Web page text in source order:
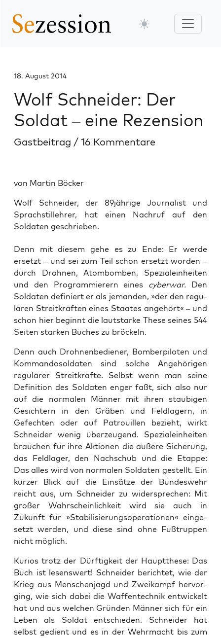
18. August 2014
Wolf Schneider: Der
Soldat – eine Rezension
Gastbeitrag / 16 Kommentare
von Martin Böcker
Wolf Schneider, der 89jährige Journalist und
Sprachstillehrer, hat einen Nachruf auf den
Soldaten geschrieben.
Denn mit die­sem gehe es zu Ende: Er wer­de
ersetzt – und sei zum Teil schon ersetzt wor­den –
durch Droh­nen, Atom­bom­ben, Spe­zi­al­ein­hei­ten
und den Pro­gram­mie­rern eines cyber­war. Den
Sol­da­ten defi­niert er als jeman­den, »der den regu­
lä­ren Streit­kräf­ten eines Staa­tes ange­hört« – und
schon hier beginnt die laut­star­ke The­se sei­nes 544
Sei­ten star­ken Buches zu bröckeln.
Denn auch Droh­nen­be­die­ner, Bom­ber­pi­lo­ten und
Kom­man­do­sol­da­ten sind sol­che Ange­hö­ri­gen
regu­lä­rer Streit­kräf­te. Selbst wenn man sei­ne
Defi­ni­ti­on des Sol­da­ten enger faßt, sich also nur
auf die nor­ma­len Män­ner mit ihren stau­bi­gen
Gesich­tern in den Grä­ben und Feld­la­gern, in
Gefech­ten oder auf Patrouil­len bezieht, wirkt
Schnei­der wenig über­zeu­gend. Spe­zi­al­ein­hei­ten
brau­chen für ihre Aktio­nen die äuße­re Siche­rung,
das Feld­la­ger, den Nach­schub und die Etap­pe:
Das alles wird von nor­ma­len Sol­da­ten gestellt. Ein
kur­zer Blick auf die Ein­sät­ze der Bun­des­wehr
reicht aus, um Schnei­der zu wider­spre­chen: Mit
gro­ßer Wahr­schein­lich­keit wird sie auch in
Zukunft für »Sta­bi­li­sie­rungs­ope­ra­tio­nen« ein­ge­
setzt wer­den, und die­se sind ohne Fuß­trup­pen
nicht möglich.
Kuri­os trotz der Dürf­tig­keit der Haupt­the­se: Das
Buch ist lesens­wert! Schnei­der berich­tet, wie der
Krieg aus Men­schen­jagd und Zwei­kampf her­vor­
ging, wie sich dabei die Waf­fen­tech­nik ent­wi­ckelt
hat und aus wel­chen Grün­den Män­ner sich für ein
Leben als Sol­dat ent­schie­den. Schnei­der hat
selbst gedient und es in der Wehr­macht bis zum